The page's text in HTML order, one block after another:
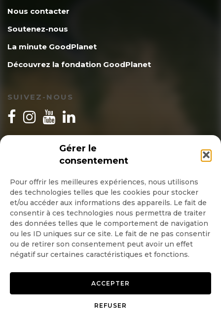
Gérer le
consentement
Pour offrir les meilleures expériences, nous utilisons
des technologies telles que les cookies pour stocker
et/ou accéder aux informations des appareils. Le fait de
consentir à ces technologies nous permettra de traiter
des données telles que le comportement de navigation
ou les ID uniques sur ce site. Le fait de ne pas consentir
ou de retirer son consentement peut avoir un effet
négatif sur certaines caractéristiques et fonctions.
ACCEPTER
REFUSER
gouvernement a proposer de les
programme qui va créer de l’emploi et
qui n’entacheras pas l’image du Canada,
Espérons que c,est le choix que le MPO
va prendre et non l’abattages
sanglants.
Sachez que la chasse est un loisir cruel
au même titre que le piègeage . N’est-il
10 a 12 ans n’as pas le droit d’achter des
Nous contacter
Soutenez-nous
La minute GoodPlanet
Découvrez la fondation GoodPlanet
SUIVEZ-NOUS
INSCRIPTION NEWSLETTER
Quotidienne
Hebdo
OK